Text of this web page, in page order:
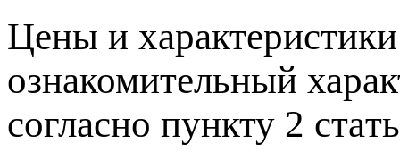
Цeны и
ознакомительный
согласно пункту 2